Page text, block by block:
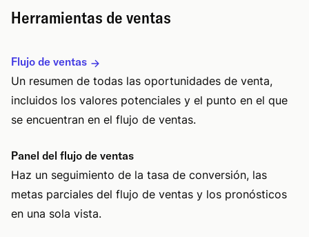
Herramientas de ventas
Flujo de ventas
Un resumen de todas las oportunidades de venta,
incluidos los valores potenciales y el punto en el que
se encuentran en el flujo de ventas.
Panel del flujo de ventas
Haz un seguimiento de la tasa de conversión, las
metas parciales del flujo de ventas y los pronósticos
en una sola vista.